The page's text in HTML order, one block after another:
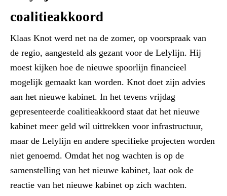
coalitieakkoord
Klaas Knot werd net na de zomer, op voorspraak van
de regio, aangesteld als gezant voor de Lelylijn. Hij
moest kijken hoe de nieuwe spoorlijn financieel
mogelijk gemaakt kan worden. Knot doet zijn advies
aan het nieuwe kabinet. In het tevens vrijdag
gepresenteerde coalitieakkoord staat dat het nieuwe
kabinet meer geld wil uittrekken voor infrastructuur,
maar de Lelylijn en andere specifieke projecten worden
niet genoemd. Omdat het nog wachten is op de
samenstelling van het nieuwe kabinet, laat ook de
reactie van het nieuwe kabinet op zich wachten.